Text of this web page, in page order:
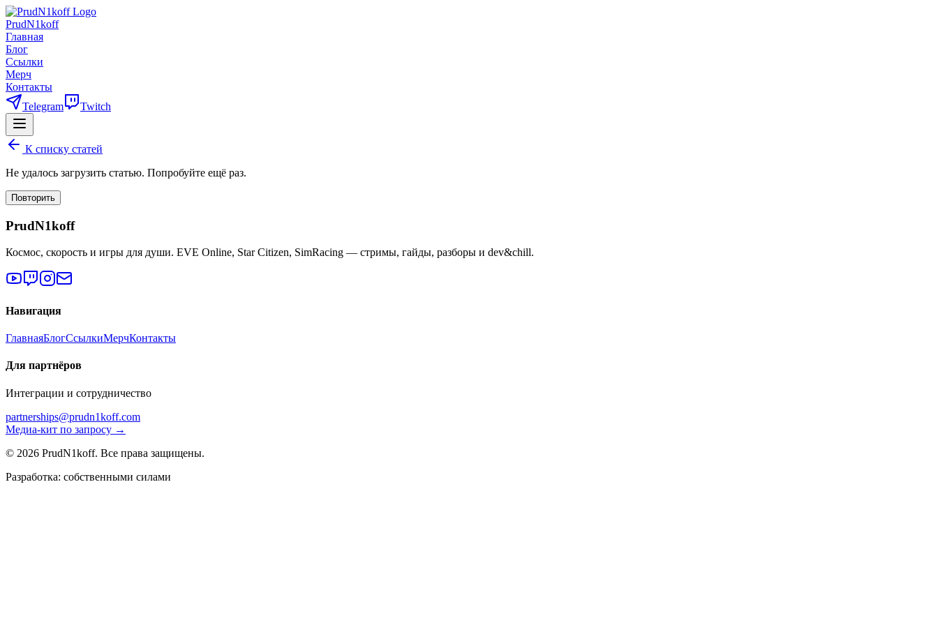
PrudN1koff
Главная
Блог
Ссылки
Мерч
Контакты
Telegram
Twitch
К списку статей
Не удалось загрузить статью. Попробуйте ещё раз.
Повторить
PrudN1koff
Космос, скорость и игры для души. EVE Online, Star Citizen, SimRacing — стримы, гайды, разборы и dev&chill.
Навигация
ГлавнаяБлогСсылкиМерчКонтакты
Для партнёров
Интеграции и сотрудничество
partnerships@prudn1koff.com
Медиа-кит по запросу →
© 2026 PrudN1koff. Все права защищены.
Разработка: собственными силами